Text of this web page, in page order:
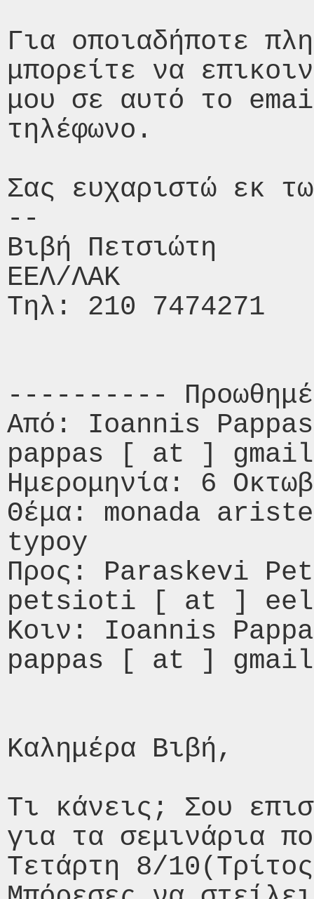
Για οποιαδήποτε
μπορείτε να
μου σε αυτό το
τηλέφωνο.
Σας ευχαριστώ εκ
--
Βιβή Πετσιώτη
ΕΕΛ/ΛΑΚ
Τηλ: 210 7474271
----------
Από: Ioannis
pappas [ at ]
Ημερομηνία: 6
Θέμα: monada
typoy
Προς: Paraskevi
petsioti [ at ]
Κοιν: Ioannis
pappas [ at ]
Καλημέρα Βιβή,
Τι κάνεις; Σου
για τα σεμινάρια
Τετάρτη 8/